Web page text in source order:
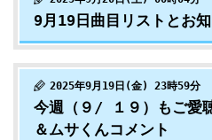
9月19日曲目リストとお
2025年9月19日(金) 23時59分
今週（９/ １９）もご愛
＆ムサくんコメント